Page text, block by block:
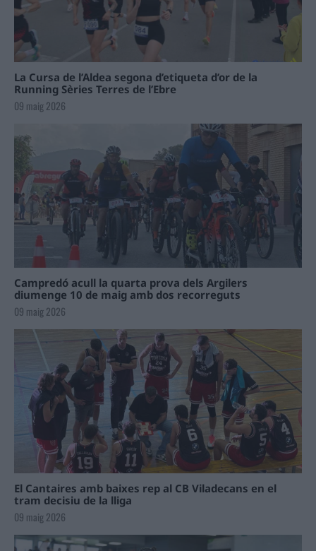
La Cursa de l’Aldea segona d’etiqueta d’or de la
Running Sèries Terres de l’Ebre
09 maig 2026
Campredó acull la quarta prova dels Argilers
diumenge 10 de maig amb dos recorreguts
09 maig 2026
El Cantaires amb baixes rep al CB Viladecans en el
tram decisiu de la lliga
09 maig 2026